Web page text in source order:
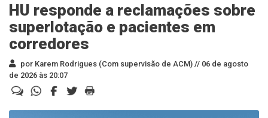
HU responde a reclamações sobre
superlotação e pacientes em
corredores
por Karem Rodrigues (Com supervisão de ACM) // 06 de agosto
de 2026 às 20:07